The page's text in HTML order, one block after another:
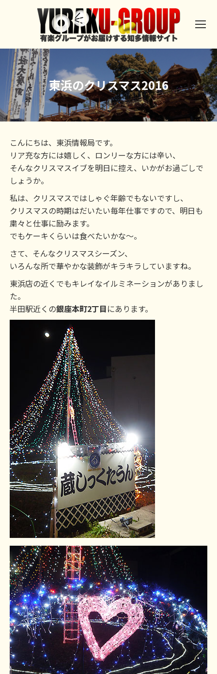
東浜のクリスマス2016
こんにちは、東浜情報局です。
リア充な方には嬉しく、ロンリーな方には辛い、
そんなクリスマスイブを明日に控え、いかがお過ごしで
しょうか。
私は、クリスマスではしゃぐ年齢でもないですし、
クリスマスの時期はだいたい毎年仕事ですので、明日も
粛々と仕事に励みます。
でもケーキくらいは食べたいかな～。
さて、そんなクリスマスシーズン、
いろんな所で華やかな装飾がキラキラしていますね。
東浜店の近くでもキレイなイルミネーションがありまし
た。
半田駅近くの銀座本町2丁目にあります。